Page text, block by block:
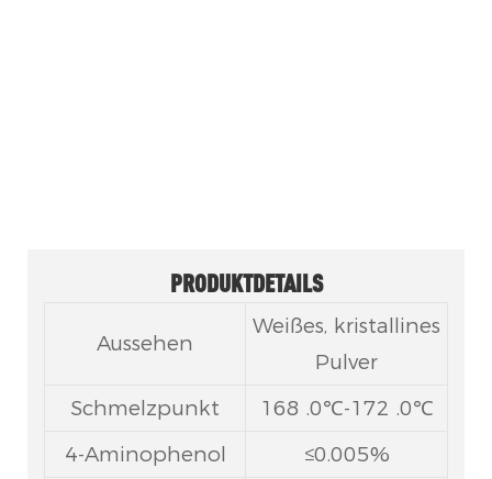
PRODUKTDETAILS
Aussehen
Weißes, kristallines
Pulver
Schmelzpunkt
168 .0℃-172 .0℃
4-Aminophenol
≤0.005%